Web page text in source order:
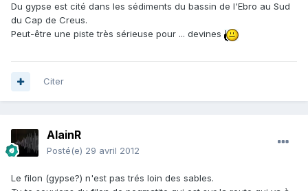
Du gypse est cité dans les sédiments du bassin de l'Ebro au Sud
du Cap de Creus.
Peut-être une piste très sérieuse pour ... devines
Citer
AlainR
Posté(e) 29 avril 2012
Le filon (gypse?) n'est pas trés loin des sables.